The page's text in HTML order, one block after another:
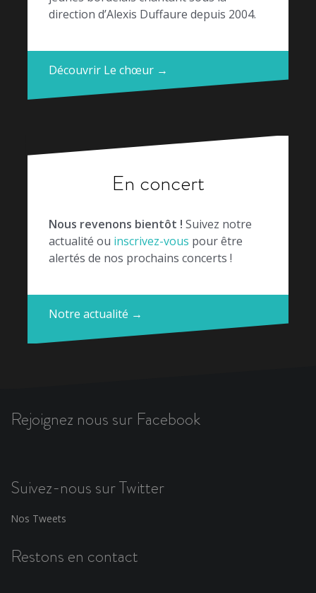
direction d’Alexis Duffaure depuis 2004.
Découvrir Le chœur →
En concert
Nous revenons bientôt ! Suivez notre
actualité ou inscrivez-vous pour être
alertés de nos prochains concerts !
Notre actualité →
Rejoignez nous sur Facebook
Suivez-nous sur Twitter
Nos Tweets
Restons en contact